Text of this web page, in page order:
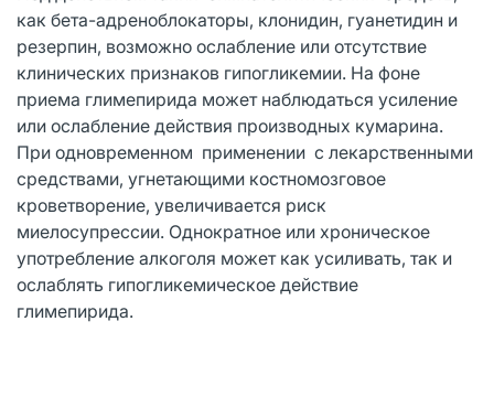
как бета-адреноблокаторы, клонидин, гуанетидин и
резерпин, возможно ослабление или отсутствие
клинических признаков гипогликемии. На фоне
приема глимепирида может на­блюдаться усиление
или ослабление дей­ствия производных кумарина.
При одновременном применении с ле­карственными
средствами, угнетающими костномозговое
кроветворение, увеличи­вается риск
миелосупрессии. Однократное или хроническое
употреб­ление алкоголя может как усиливать, так и
ослаблять гипогликемическое действие
глимепирида.